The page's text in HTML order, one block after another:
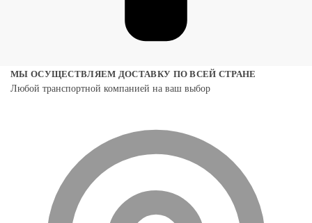
МЫ ОСУЩЕСТВЛЯЕМ ДОСТАВКУ ПО ВСЕЙ СТРАНЕ
Любой транспортной компанией на ваш выбор